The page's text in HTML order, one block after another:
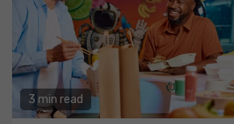
3 min read